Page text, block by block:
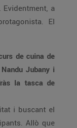
a
El
de cuina de
Jubany i
la tasca de
i buscant el
Allò que